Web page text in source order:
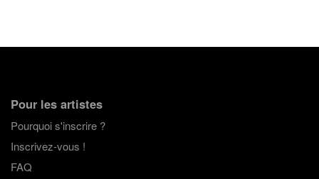
Pour les artistes
Pourquoi s'inscrire ?
Inscrivez-vous !
FAQ